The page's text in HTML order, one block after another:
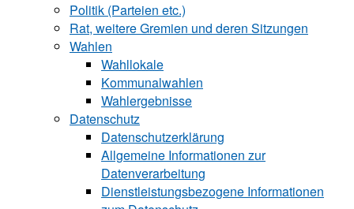
Politik (Parteien etc.)
Rat, weitere Gremien und deren Sitzungen
Wahlen
Wahllokale
Kommunalwahlen
Wahlergebnisse
Datenschutz
Datenschutzerklärung
Allgemeine Informationen zur
Datenverarbeitung
Dienstleistungsbezogene Informationen